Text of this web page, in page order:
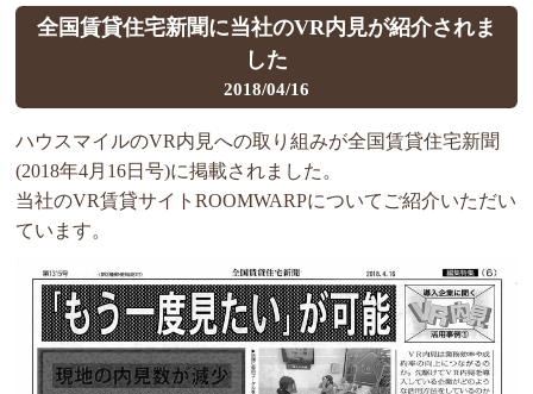
全国賃貸住宅新聞に当社のVR内見が紹介されま
した
2018/04/16
ハウスマイルのVR内見への取り組みが全国賃貸住宅新聞
(2018年4月16日号)に掲載されました。
当社のVR賃貸サイトROOMWARPについてご紹介いただい
ています。